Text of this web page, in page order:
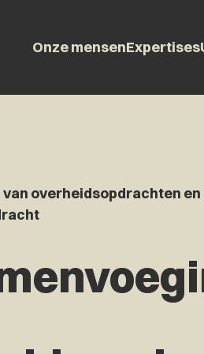
Onze mensenExpertises
van overheidsopdrachten